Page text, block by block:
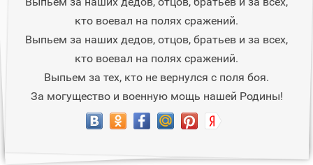
кто воевал на полях сражений.
Выпьем за наших дедов, отцов, братьев и за всех,
кто воевал на полях сражений.
Выпьем за тех, кто не вернулся с поля боя.
За могущество и военную мощь нашей Родины!